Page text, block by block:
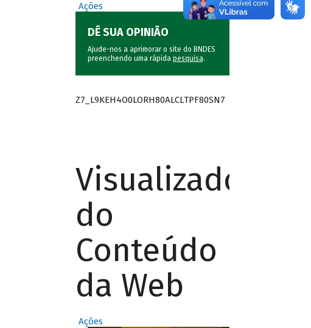
Ações
DÊ SUA OPINIÃO
Ajude-nos a aprimorar o site do BNDES
preenchendo uma rápida pesquisa.
Z7_L9KEH4O0LORH80ALCLTPF80SN7
Visualizador
do
Conteúdo
da Web
Ações